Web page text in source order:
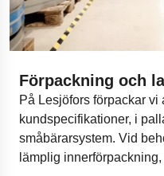
Förpackning och
På Lesjöfors förpackar
kundspecifikationer, i
småbärarsystem. Vid
lämplig